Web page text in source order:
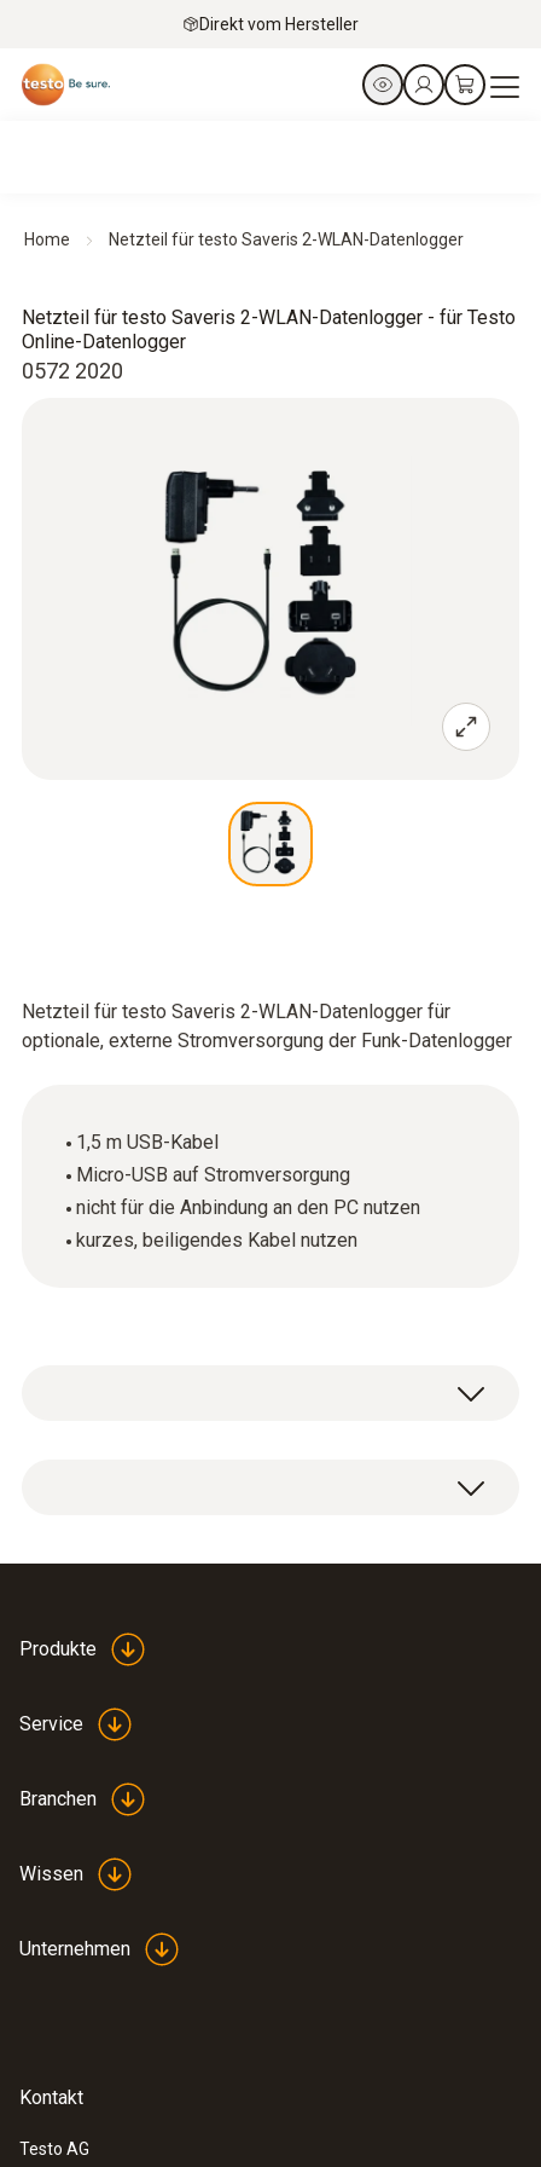
Direkt vom Hersteller
Home Netzteil für testo Saveris 2-WLAN-Datenlogger
0572 2020
Netzteil für testo Saveris 2-WLAN-Datenlogger - für Testo
Online-Datenlogger
Netzteil für testo Saveris 2-WLAN-Datenlogger für
optionale, externe Stromversorgung der Funk-Datenlogger
1,5 m USB-Kabel
Micro-USB auf Stromversorgung
nicht für die Anbindung an den PC nutzen
kurzes, beiligendes Kabel nutzen
Netzteil für WLAN-Datenlogger (Kabellänge
Anschlüssen zur Verwendung von
CHF 270.00
Produkte
Service
Branchen
Wissen
Unternehmen
Kontakt
Testo AG